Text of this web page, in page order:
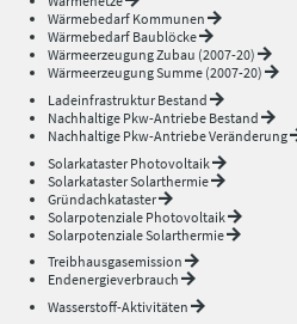
Wärmebedarf Kommunen
Wärmebedarf Baublöcke
Wärmeerzeugung Zubau (2007-20)
Wärmeerzeugung Summe (2007-20)
Ladeinfrastruktur Bestand
Nachhaltige Pkw-Antriebe Bestand
Nachhaltige Pkw-Antriebe Veränderung
Solarkataster Photovoltaik
Solarkataster Solarthermie
Gründachkataster
Solarpotenziale Photovoltaik
Solarpotenziale Solarthermie
Treibhausgasemission
Endenergieverbrauch
Wasserstoff-Aktivitäten